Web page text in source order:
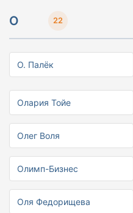
О 22
О. Палёк
Олария Тойе
Олег Воля
Олимп-Бизнес
Оля Федорищева